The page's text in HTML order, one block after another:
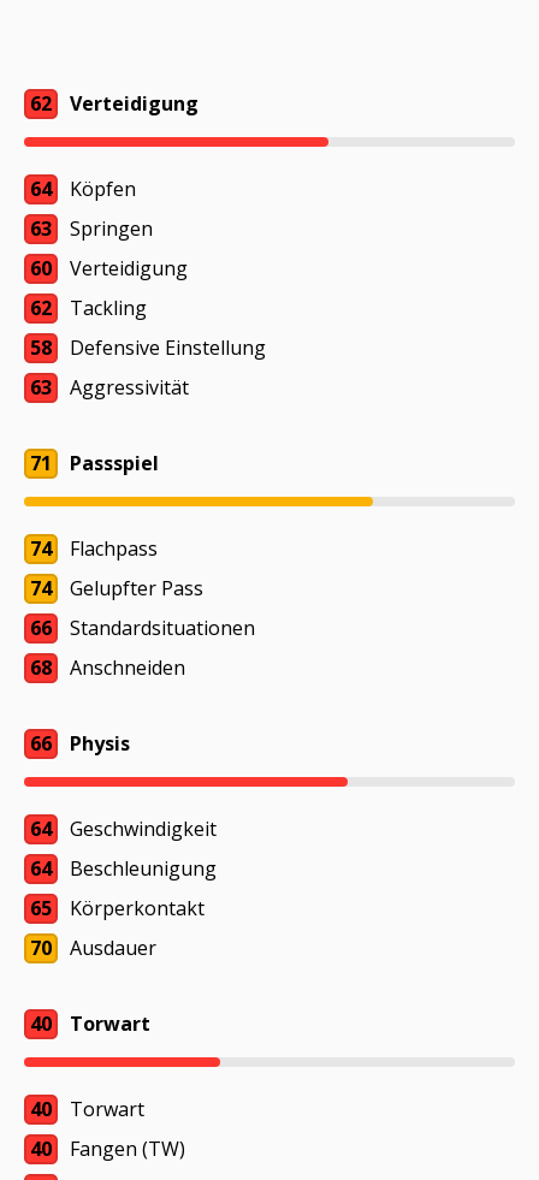
62 Verteidigung
64
Köpfen
63
Springen
60
Verteidigung
62
Tackling
58
Defensive Einstellung
63
Aggressivität
71 Passspiel
74
Flachpass
74
Gelupfter Pass
66
Standardsituationen
68
Anschneiden
66 Physis
64
Geschwindigkeit
64
Beschleunigung
65
Körperkontakt
70
Ausdauer
40 Torwart
40
Torwart
40
Fangen (TW)